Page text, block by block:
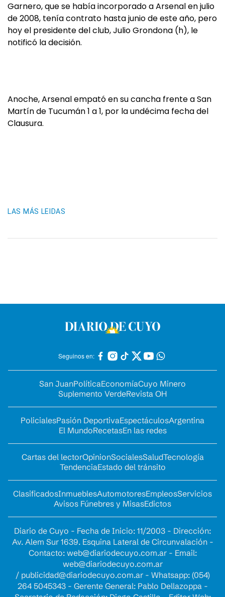
Garnero, que se había incorporado a Arsenal en julio
de 2008, tenía contrato hasta junio de este año, pero
hoy el presidente del club, Julio Grondona (h), le
notificó la decisión.
Anoche, Arsenal empató en su cancha frente a San
Martín de Tucumán 1 a 1, por la undécima fecha del
Clausura.
LAS MÁS LEIDAS
Seguinos en:
San JuanPolíticaEconomíaCuyo Minero
Suplemento VerdeRevista OH
PolicialesPasión DeportivaEspectáculosArgentina
El MundoRecetasEn las redes
Cartas del lectorOpinionSocialesSaludTecnología
TendenciaEstado del tránsito
ClasificadosInmueblesAutomotoresEmpleosServicios
Avisos Fúnebres y MisasEdictos
Diario de Cuyo - Fecha de Inicio: 11/2003 - Dirección:
Av. Alem Sur 1639. Esquina Lateral de Circunvalación -
Contacto: web@diariodecuyo.com.ar- Email:
web@diariodecuyo.com.ar
/ publicidad@diariodecuyo.com.ar- Whatsapp: (054)
264 5045343 - Gerente General: Pablo Dellazoppa -